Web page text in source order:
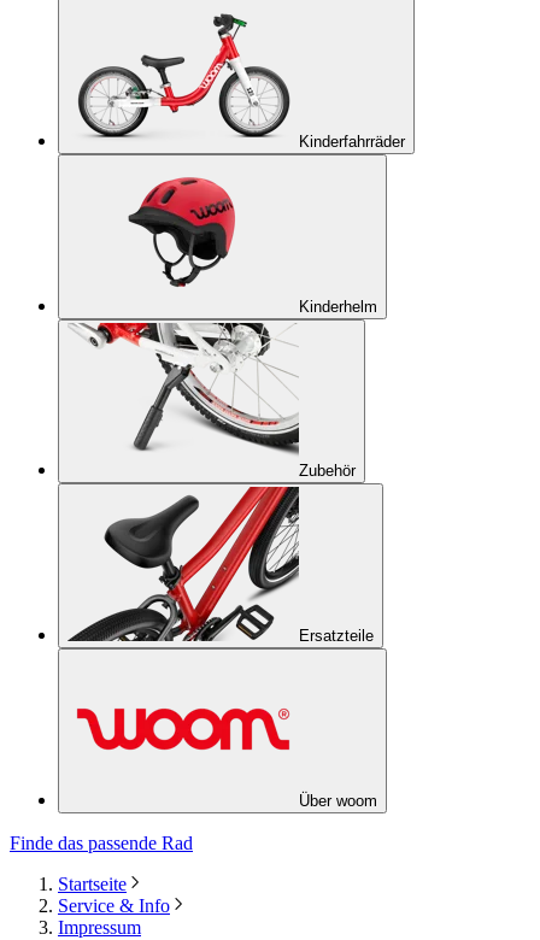
Kinderfahrräder
Kinderhelm
Zubehör
Ersatzteile
Über woom
Finde das passende Rad
Startseite
Service & Info
Impressum